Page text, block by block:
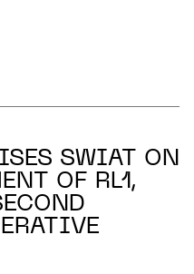
SWIAT ON
OF RL1,